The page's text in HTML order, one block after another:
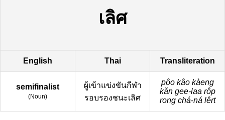
เลิศ
English Thai Transliteration
semifinalist
(Noun)
ผู้เข้าแข่งขันกีฬา
รอบรองชนะเลิศ
pôo kâo kàeng
kǎn gee-laa rôp
rong chá-ná lêrt